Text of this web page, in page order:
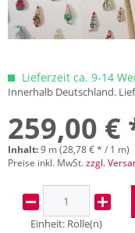
Lieferzeit ca. 9-14
Innerhalb Deutschland.
259,00 €
Inhalt:9 m (28,78 € * / 1 m)
Preise inkl. MwSt.zzgl.
Einheit: Rolle(n)